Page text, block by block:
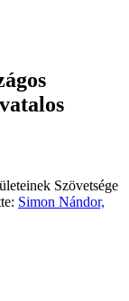
Szövetsége
Simon Nándor,